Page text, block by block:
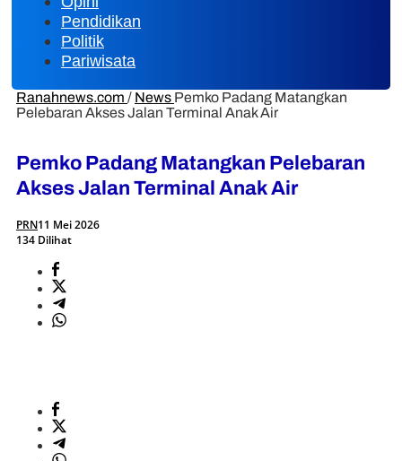
Pendidikan
Politik
Pariwisata
Ranahnews.com / News Pemko Padang Matangkan
Pelebaran Akses Jalan Terminal Anak Air
Pemko Padang Matangkan Pelebaran
Akses Jalan Terminal Anak Air
PRN11 Mei 2026
134 Dilihat